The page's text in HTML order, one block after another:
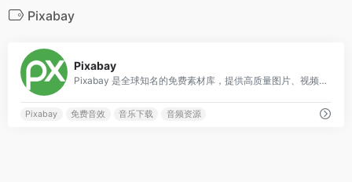
Pixabay
Pixabay
Pixabay 是全球知名的免费素材库，提供高质量图片、视频、矢量图、音乐及音效等资源。
Pixabay 免费音效 音乐下载 音频资源